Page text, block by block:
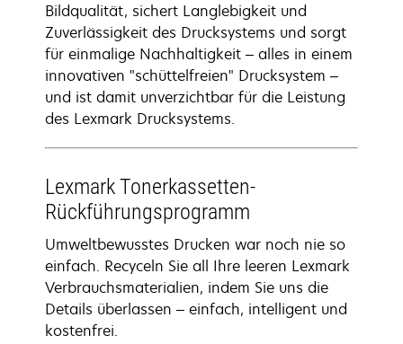
Bildqualität, sichert Langlebigkeit und
Zuverlässigkeit des Drucksystems und sorgt
für einmalige Nachhaltigkeit – alles in einem
innovativen "schüttelfreien" Drucksystem –
und ist damit unverzichtbar für die Leistung
des Lexmark Drucksystems.
Lexmark Tonerkassetten-
Rückführungsprogramm
Umweltbewusstes Drucken war noch nie so
einfach. Recyceln Sie all Ihre leeren Lexmark
Verbrauchsmaterialien, indem Sie uns die
Details überlassen – einfach, intelligent und
kostenfrei.